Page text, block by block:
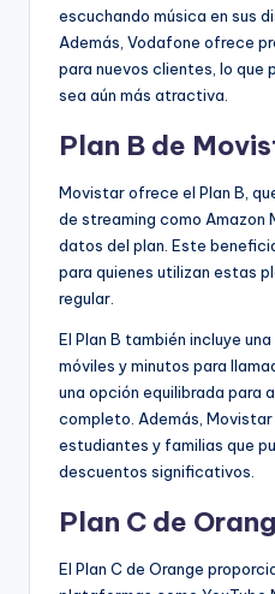
escuchando música en sus
Además, Vodafone ofrece
para nuevos clientes, lo que
sea aún más atractiva.
Plan B de
Movistar ofrece el Plan B,
de streaming como Amazon
datos del plan. Este
para quienes utilizan estas
regular.
El Plan B también incluye
móviles y minutos para
una opción equilibrada para
completo. Además,
estudiantes y familias que
descuentos significativos.
Plan C de
El Plan C de Orange